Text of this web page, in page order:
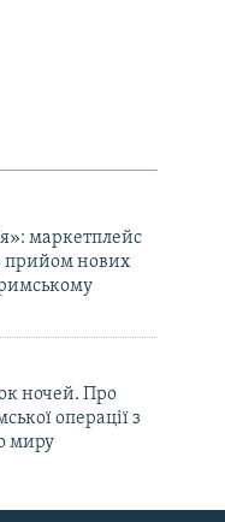
маркетплейс
прийом нових
ночей. Про
операції з
миру